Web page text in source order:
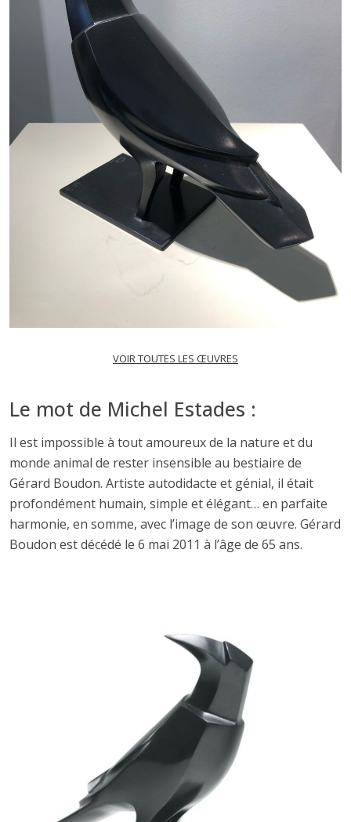
VOIR TOUTES LES ŒUVRES
Le mot de Michel Estades :
Il est impossible à tout amoureux de la nature et du
monde animal de rester insensible au bestiaire de
Gérard Boudon. Artiste autodidacte et génial, il était
profondément humain, simple et élégant… en parfaite
harmonie, en somme, avec l’image de son œuvre. Gérard
Boudon est décédé le 6 mai 2011 à l’âge de 65 ans.